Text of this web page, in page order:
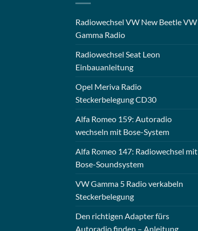
Radiowechsel VW New Beetle VW
Gamma Radio
Radiowechsel Seat Leon
Einbauanleitung
Opel Meriva Radio
Steckerbelegung CD30
Alfa Romeo 159: Autoradio
wechseln mit Bose-System
Alfa Romeo 147: Radiowechsel mit
Bose-Soundsystem
VW Gamma 5 Radio verkabeln
Steckerbelegung
Den richtigen Adapter fürs
Autoradio finden – Anleitung